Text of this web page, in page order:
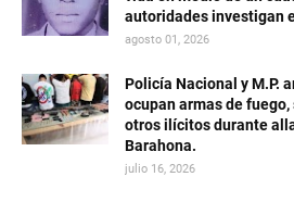
autoridades investigan
agosto 01, 2026
Policía Nacional y M.P.
ocupan armas de
otros ilícitos durante
Barahona.
julio 16, 2026